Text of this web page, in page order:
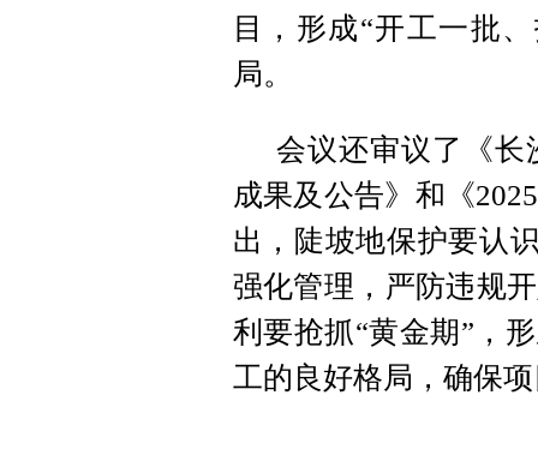
目，形成“开工一批
局。
会议还审议了《长
成果及公告》和《
出，陡坡地保护要认
强化管理，严防违规
利要抢抓“黄金期”，
工的良好格局，确保